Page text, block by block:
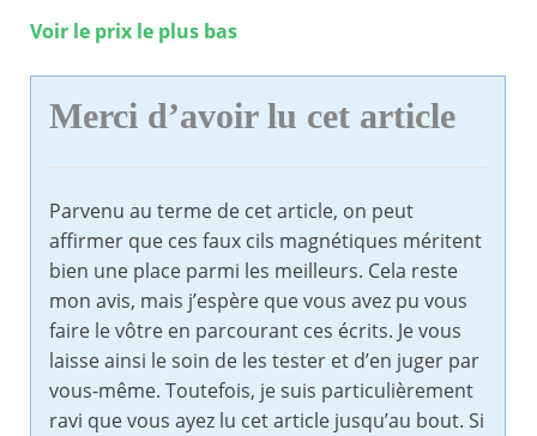
Voir le prix le plus bas
Merci d’avoir lu cet article
Parvenu au terme de cet article, on peut
affirmer que ces faux cils magnétiques méritent
bien une place parmi les meilleurs. Cela reste
mon avis, mais j’espère que vous avez pu vous
faire le vôtre en parcourant ces écrits. Je vous
laisse ainsi le soin de les tester et d’en juger par
vous-même. Toutefois, je suis particulièrement
ravi que vous ayez lu cet article jusqu’au bout. Si